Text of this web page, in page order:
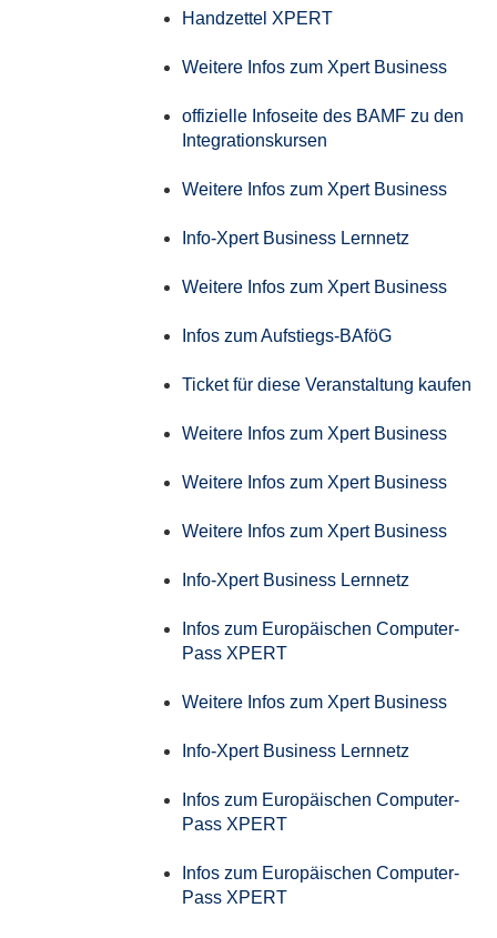
Handzettel XPERT
Weitere Infos zum Xpert Business
offizielle Infoseite des BAMF zu den
Integrationskursen
Weitere Infos zum Xpert Business
Info-Xpert Business Lernnetz
Weitere Infos zum Xpert Business
Infos zum Aufstiegs-BAföG
Ticket für diese Veranstaltung kaufen
Weitere Infos zum Xpert Business
Weitere Infos zum Xpert Business
Weitere Infos zum Xpert Business
Info-Xpert Business Lernnetz
Infos zum Europäischen Computer-
Pass XPERT
Weitere Infos zum Xpert Business
Info-Xpert Business Lernnetz
Infos zum Europäischen Computer-
Pass XPERT
Infos zum Europäischen Computer-
Pass XPERT